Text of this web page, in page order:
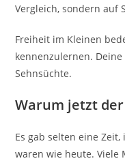
Vergleich, sondern auf
Freiheit im Kleinen
kennenzulernen.
Sehnsüchte.
Warum jetzt
Es gab selten eine
waren wie heute. Viele